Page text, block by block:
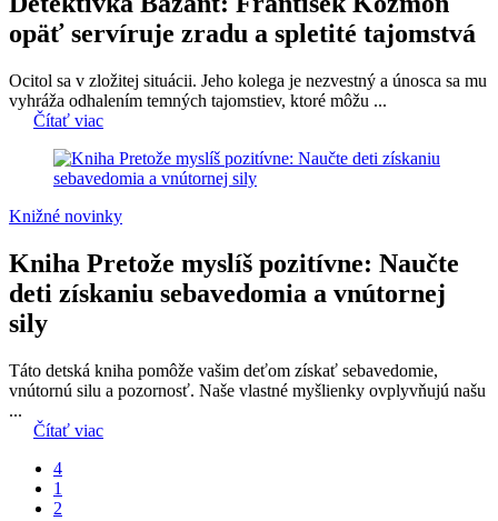
opäť servíruje zradu a spletité tajomstvá
Ocitol sa v zložitej situácii. Jeho kolega je nezvestný a únosca sa mu
vyhráža odhalením temných tajomstiev, ktoré môžu ...
Čítať viac
Knižné novinky
Kniha Pretože myslíš pozitívne: Naučte
deti získaniu sebavedomia a vnútornej
sily
Táto detská kniha pomôže vašim deťom získať sebavedomie,
vnútornú silu a pozornosť. Naše vlastné myšlienky ovplyvňujú našu
...
Čítať viac
4
1
2